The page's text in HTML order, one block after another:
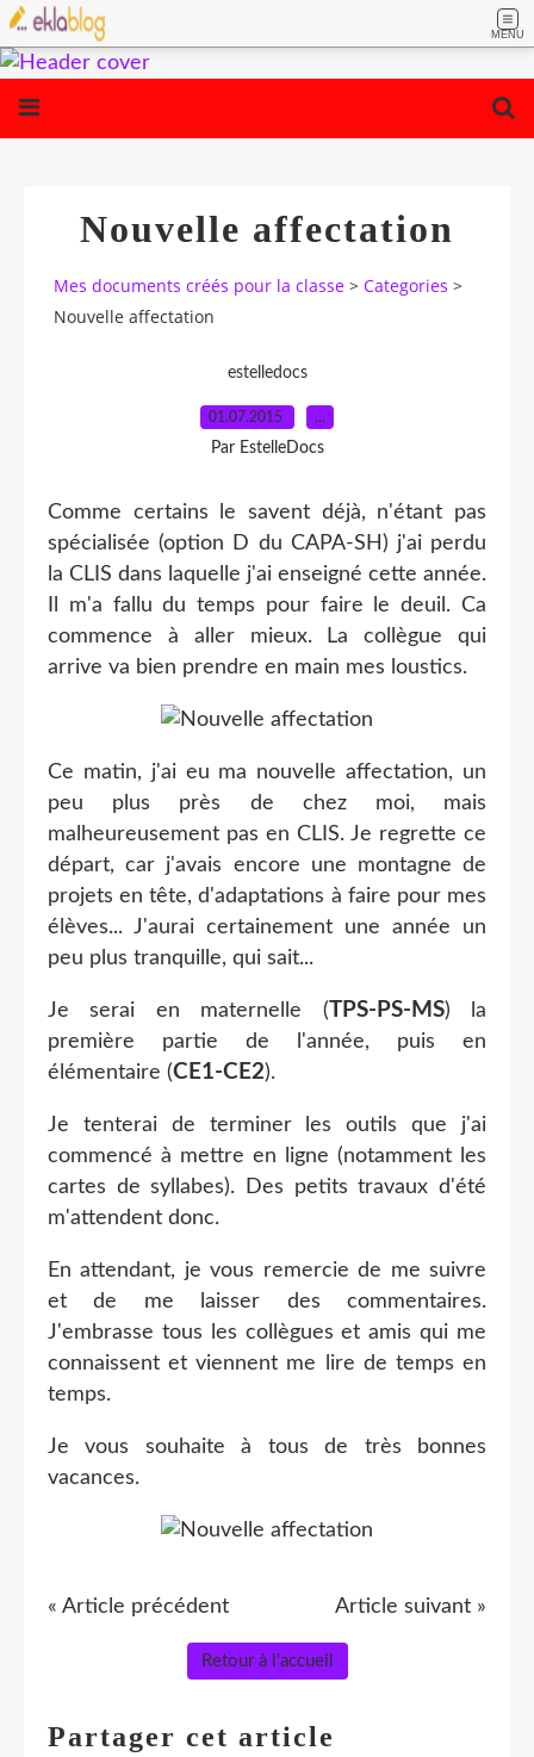
MENU
Nouvelle affectation
Mes documents créés pour la classe > Categories >
Nouvelle affectation
estelledocs
01.07.2015 …
Par EstelleDocs
Comme certains le savent déjà, n'étant pas
spécialisée (option D du CAPA-SH) j'ai perdu
la CLIS dans laquelle j'ai enseigné cette année.
Il m'a fallu du temps pour faire le deuil. Ca
commence à aller mieux. La collègue qui
arrive va bien prendre en main mes loustics.
Ce matin, j'ai eu ma nouvelle affectation, un
peu plus près de chez moi, mais
malheureusement pas en CLIS. Je regrette ce
départ, car j'avais encore une montagne de
projets en tête, d'adaptations à faire pour mes
élèves... J'aurai certainement une année un
peu plus tranquille, qui sait...
Je serai en maternelle (TPS-PS-MS) la
première partie de l'année, puis en
élémentaire (CE1-CE2).
Je tenterai de terminer les outils que j'ai
commencé à mettre en ligne (notamment les
cartes de syllabes). Des petits travaux d'été
m'attendent donc.
En attendant, je vous remercie de me suivre
et de me laisser des commentaires.
J'embrasse tous les collègues et amis qui me
connaissent et viennent me lire de temps en
temps.
Je vous souhaite à tous de très bonnes
vacances.
« Article précédent Article suivant »
Retour à l'accueil
Partager cet article